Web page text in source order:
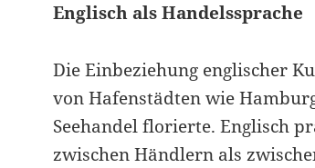
Englisch als Handelssprache
Die Einbeziehung englischer
von Hafenstädten wie
Seehandel florierte. Englisch
zwischen Händlern als